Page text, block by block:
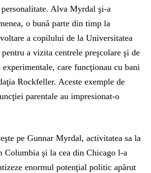
Alva Myrdal şi-a
o bună parte din timp la
a copilului de la Universitatea
a vizita centrele preşcolare şi de
care funcţionau cu bani
Rockfeller. Aceste exemple de
parentale au impresionat-o
pe Gunnar Myrdal, activitatea sa la
Columbia şi la cea din Chicago l-a
enormul potenţial politic apărut